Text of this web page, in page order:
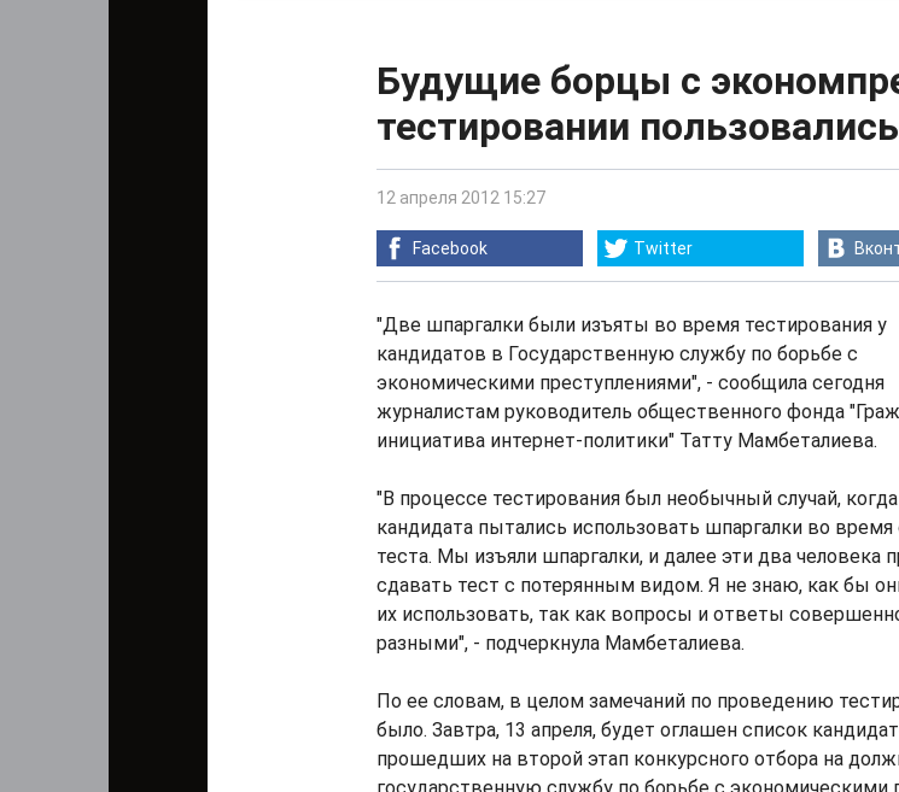
Будущие борцы с
тестировании
12 апреля 2012 15:27
Facebook Twitter
"Две шпаргалки были изъяты во время тестирования у
кандидатов в Государственную службу по борьбе с
экономическими преступлениями", - сообщила сегодня
журналистам руководитель общественного фонда
инициатива интернет-политики" Татту Мамбеталиева.
"В процессе тестирования был необычный случай,
кандидата пытались использовать шпаргалки во время
теста. Мы изъяли шпаргалки, и далее эти два человека
сдавать тест с потерянным видом. Я не знаю, как бы
их использовать, так как вопросы и ответы
разными", - подчеркнула Мамбеталиева.
По ее словам, в целом замечаний по проведению
было. Завтра, 13 апреля, будет оглашен список
прошедших на второй этап конкурсного отбора на